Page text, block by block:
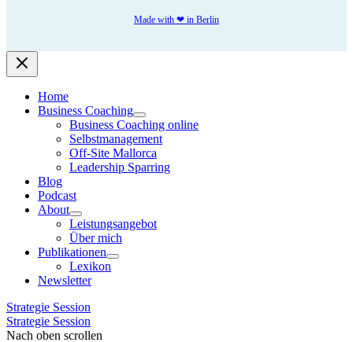
Made with ❤ in Berlin
Home
Business Coaching
Business Coaching online
Selbstmanagement
Off-Site Mallorca
Leadership Sparring
Blog
Podcast
About
Leistungsangebot
Über mich
Publikationen
Lexikon
Newsletter
Strategie Session
Strategie Session
Nach oben scrollen